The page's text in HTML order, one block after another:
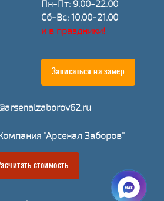
Пн-Пт: 9.00-22.00
Сб-Вс: 10.00-21.00
и в праздники!
Записаться на замер
"Арсенал Заборов"
стоимость